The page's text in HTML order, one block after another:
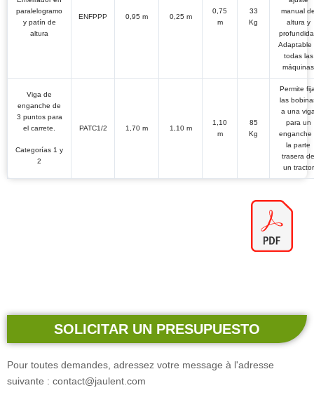
paralelogramo
y patín de
altura
ENFPPP 0,95 m 0,25 m
0,75
m
33
Kg
manual
altura y
Adaptable
todas las
máquinas
Viga de
enganche de
3 puntos para
el carrete.
Categorías 1 y
2
PATC1/2 1,70 m 1,10 m
1,10
m
85
Kg
Permite
las
a una
para un
enganche
la parte
trasera de
un tractor
SOLICITAR UN PRESUPUESTO
Pour toutes demandes, adressez votre message à l'adresse
suivante : contact@jaulent.com